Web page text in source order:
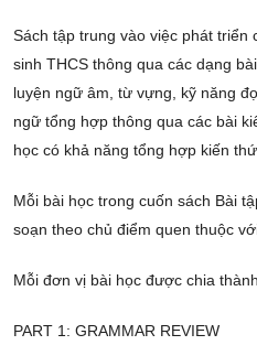
Sách tập trung vào việc phát triển
sinh THCS thông qua các dạng
luyện ngữ âm, từ vựng, kỹ năng
ngữ tổng hợp thông qua các bài
học có khả năng tổng hợp kiến
Mỗi bài học trong cuốn sách Bài
soạn theo chủ điểm quen thuộc
Mỗi đơn vị bài học được chia
PART 1: GRAMMAR REVIEW